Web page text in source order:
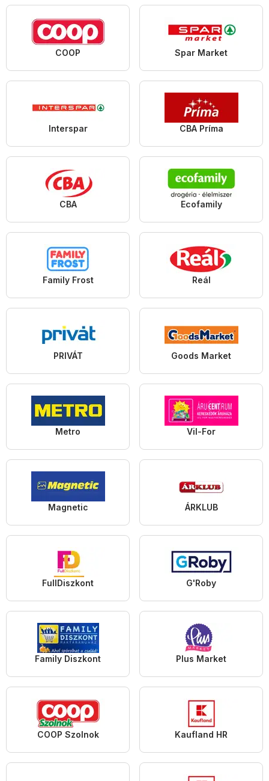
COOP Spar Market
Interspar CBA Príma
CBA Ecofamily
Family Frost Reál
PRIVÁT Goods Market
Metro Vil-For
Magnetic ÁRKLUB
FullDiszkont G'Roby
Family Diszkont Plus Market
COOP Szolnok Kaufland HR